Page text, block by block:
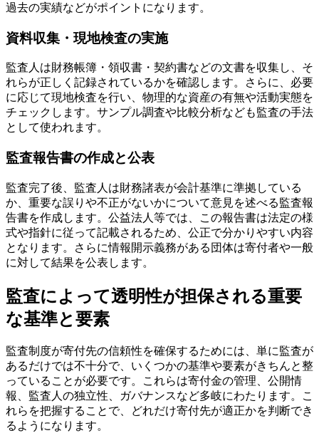
過去の実績などがポイントになります。
資料収集・現地検査の実施
監査人は財務帳簿・領収書・契約書などの文書を収集し、そ
れらが正しく記録されているかを確認します。さらに、必要
に応じて現地検査を行い、物理的な資産の有無や活動実態を
チェックします。サンプル調査や比較分析なども監査の手法
として使われます。
監査報告書の作成と公表
監査完了後、監査人は財務諸表が会計基準に準拠している
か、重要な誤りや不正がないかについて意見を述べる監査報
告書を作成します。公益法人等では、この報告書は法定の様
式や指針に従って記載されるため、公正で分かりやすい内容
となります。さらに情報開示義務がある団体は寄付者や一般
に対して結果を公表します。
監査によって透明性が担保される重要
な基準と要素
監査制度が寄付先の信頼性を確保するためには、単に監査が
あるだけでは不十分で、いくつかの基準や要素がきちんと整
っていることが必要です。これらは寄付金の管理、公開情
報、監査人の独立性、ガバナンスなど多岐にわたります。こ
れらを把握することで、どれだけ寄付先が適正かを判断でき
るようになります。